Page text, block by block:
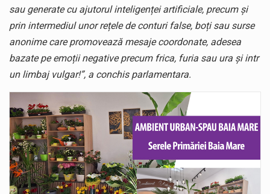
sau generate cu ajutorul inteligenței artificiale, precum și
prin intermediul unor rețele de conturi false, boți sau surse
anonime care promovează mesaje coordonate, adesea
bazate pe emoții negative precum frica, furia sau ura și intr
un limbaj vulgar!”, a conchis parlamentara.